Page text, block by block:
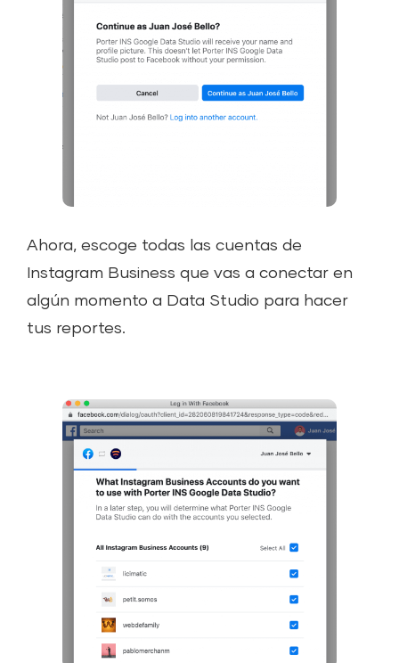
Ahora, escoge todas las cuentas de
Instagram Business que vas a conectar en
algún momento a Data Studio para hacer
tus reportes.